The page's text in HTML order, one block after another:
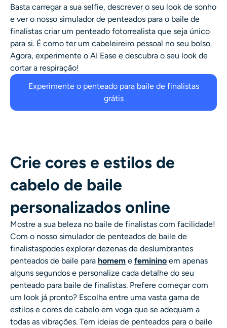
Basta carregar a sua selfie, descrever o seu look de sonho
e ver o nosso simulador de penteados para o baile de
finalistas criar um penteado fotorrealista que seja único
para si. É como ter um cabeleireiro pessoal no seu bolso.
Agora, experimente o AI Ease e descubra o seu look de
cortar a respiração!
Experimente o penteado para baile de finalistas
grátis
Crie cores e estilos de
cabelo de baile
personalizados online
Mostre a sua beleza no baile de finalistas com facilidade!
Com o nosso simulador de penteados de baile de
finalistaspodes explorar dezenas de deslumbrantes
penteados de baile para homem e feminino em apenas
alguns segundos e personalize cada detalhe do seu
penteado para baile de finalistas. Prefere começar com
um look já pronto? Escolha entre uma vasta gama de
estilos e cores de cabelo em voga que se adequam a
todas as vibrações. Tem ideias de penteados para o baile